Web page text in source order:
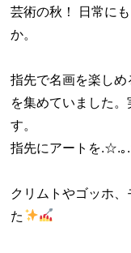
芸術の秋！ 日常に
か。
指先で名画を楽しめ
を集めていました
す。
指先にアートを.☆.｡
クリムトやゴッホ
た